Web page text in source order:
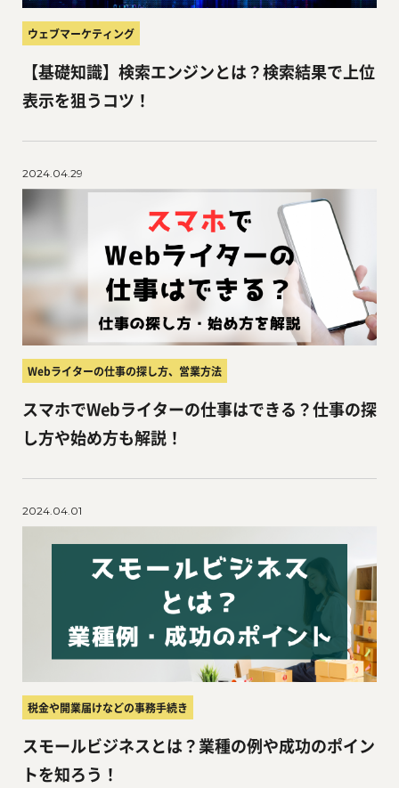
ウェブマーケティング
【基礎知識】検索エンジンとは？検索結果で上位
表示を狙うコツ！
Webライターの仕事の探し方、営業方法
2024.04.29
スマホでWebライターの仕事はできる？仕事の探
し方や始め方も解説！
税金や開業届けなどの事務手続き
2024.04.01
スモールビジネスとは？業種の例や成功のポイン
トを知ろう！